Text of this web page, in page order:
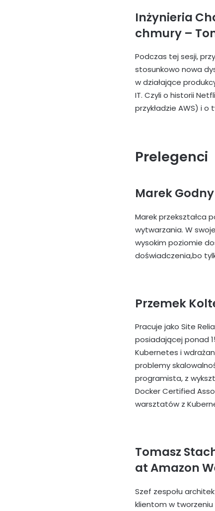
Inżynieria
chmury –
Podczas tej sesji,
stosunkowo nowa
w działające
IT. Czyli o historii
przykładzie AWS) i o
Prelegenci
Marek
Marek przekształca
wytwarzania. W
wysokim poziomie
doświadczenia,bo
Przemek
Pracuje jako Site
posiadającej ponad
Kubernetes i
problemy
programista, z
Docker Certified
warsztatów z
Tomasz
at Amazon
Szef zespołu
klientom w